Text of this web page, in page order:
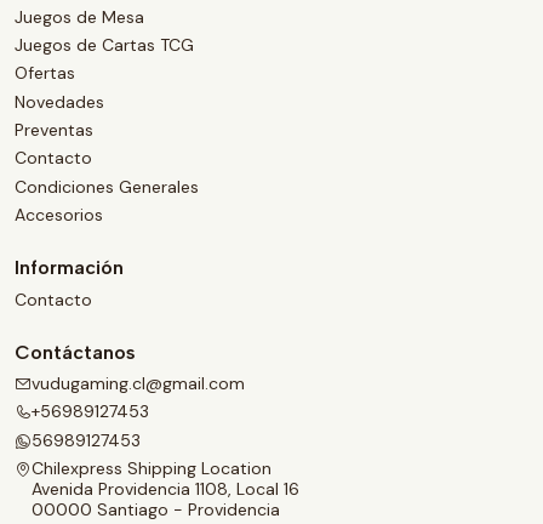
Juegos de Mesa
Juegos de Cartas TCG
Ofertas
Novedades
Preventas
Contacto
Condiciones Generales
Accesorios
Información
Contacto
Contáctanos
vudugaming.cl@gmail.com
+56989127453
56989127453
Chilexpress Shipping Location
Avenida Providencia 1108, Local 16
00000 Santiago - Providencia